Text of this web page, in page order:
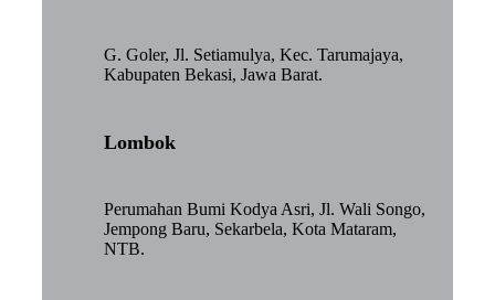
G. Goler, Jl. Setiamulya, Kec. Tarumajaya,
Kabupaten Bekasi, Jawa Barat.
Lombok
Perumahan Bumi Kodya Asri, Jl. Wali Songo,
Jempong Baru, Sekarbela, Kota Mataram,
NTB.